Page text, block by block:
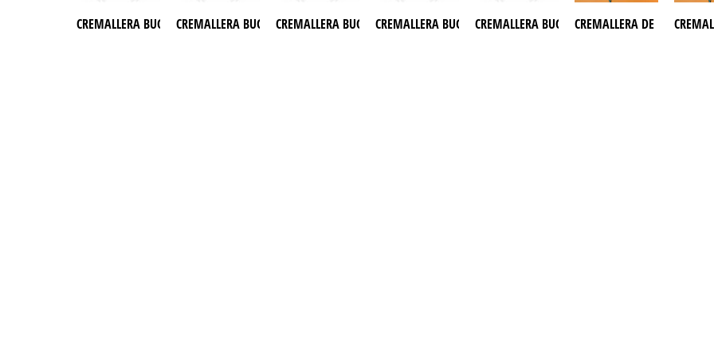
CREMALLERA BUGGY AZEL 1100 CCCREMALLERA BUGGY AZEL 250CCCREMALLERA BUGGY DAZON 1100CREMALLERA BUGGY MX ONDA 250CREMALLERA BUGGY XINLING 250
CREMALLERA DE